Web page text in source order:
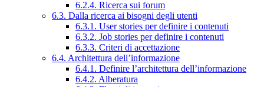
6.2.4. Ricerca sui forum
6.3. Dalla ricerca ai bisogni degli utenti
6.3.1. User stories per definire i contenuti
6.3.2. Job stories per definire i contenuti
6.3.3. Criteri di accettazione
6.4. Architettura dell’informazione
6.4.1. Definire l’architettura dell’informazione
6.4.2. Alberatura